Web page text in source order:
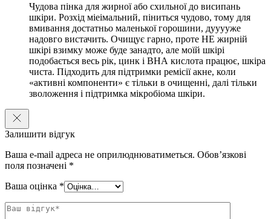
вплив ультрафіолету.
Екстракт Хлорелли має виражену антиоксидантну,
зволожуючу, вітамінізуючу, ранозагоювальну,
антибактеріальну та оздоровлюючу дію.
Екстракт кори Іви м’яко стимулює відлущування, виявляє
загоювальну та дезінфікуючу дію, сприяє загоєнню, а також
виявляє легку відбілюючу дію.
живить
Спосіб застосування:
Нанесіть невелику кількість засобу на вологі
долоні, акуратно намильте до появи піни. Отриману піну нанесіть на
теплою водою, уникаючи потрапляння на слизові оболонки.
Обʼєм:150 мл
Чудова пінка для жирної або схильної до висипань
шкіри. Розхід міеімальний, піниться чудово, тому для
вмивання достатньо маленької горошини, дууууже
надовго вистачить. Очищує гарно, проте НЕ жирній
шкірі взимку може буде занадто, але моїй шкірі
подобається весь рік, цинк і ВНА кислота працює, шкіра
чиста. Підходить для підтримки ремісії акне, коли
«активні компоненти» є тільки в очищенні, далі тільки
зволоження і підтримка мікробіома шкіри.
Залишити відгук
Ваша e-mail адреса не оприлюднюватиметься. Обов’язкові
поля позначені *
Ваша оцінка *